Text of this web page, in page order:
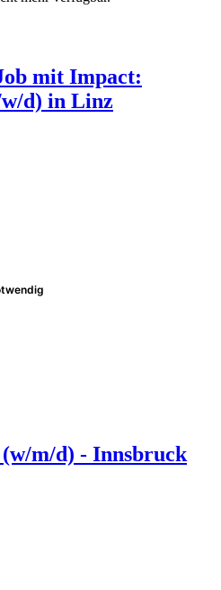
mit Impact:
d) in Linz
m/d) - Innsbruck